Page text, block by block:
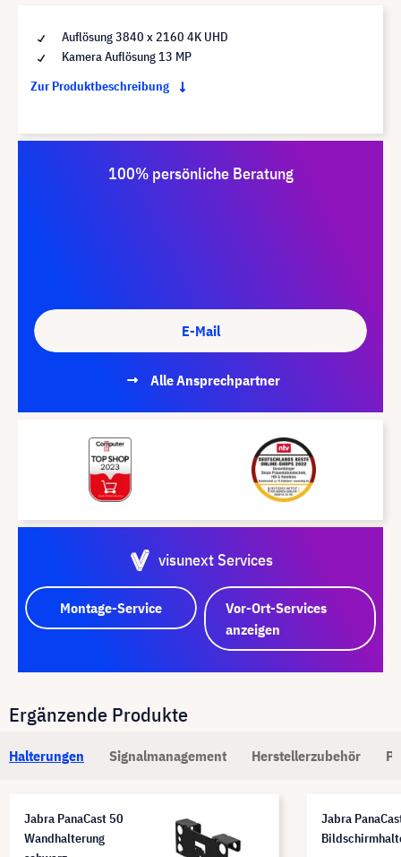
Auflösung 3840 x 2160 4K UHD
Kamera Auflösung 13 MP
Zur Produktbeschreibung
100% persönliche Beratung
E-Mail
Alle Ansprechpartner
visunext Services
Montage-Service
Vor-Ort-Services
anzeigen
Ergänzende Produkte
Halterungen Signalmanagement Herstellerzubehör
Jabra PanaCast 50
Wandhalterung
Jabra